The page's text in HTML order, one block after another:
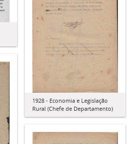
1928 - Economia e Legislação
Rural (Chefe de Departamento)